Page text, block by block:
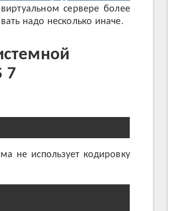
сервере более
надо несколько иначе.
7
не использует кодировку